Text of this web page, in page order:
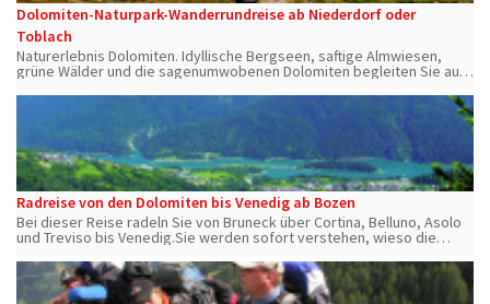
Dolomiten-Naturpark-Wanderrundreise ab Niederdorf oder
Toblach
Naturerlebnis Dolomiten. Idyllische Bergseen, saftige Almwiesen,
grüne Wälder und die sagenumwobenen Dolomiten begleiten Sie auf
Radreise von den Dolomiten bis Venedig ab Bozen
Bei dieser Reise radeln Sie von Bruneck über Cortina, Belluno, Asolo
und Treviso bis Venedig.Sie werden sofort verstehen, wieso die